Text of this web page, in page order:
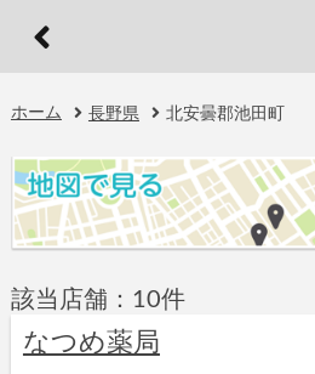
ホーム 長野県 北安曇郡池田町
該当店舗：10件
なつめ薬局